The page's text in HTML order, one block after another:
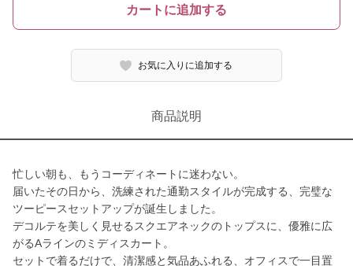
カートに追加する
お気に入りに追加する
商品説明
忙しい朝も、もうコーディネートに迷わない。
届いたその日から、洗練された通勤スタイルが完成する、完璧な
ツーピースセットアップが誕生しました。
デコルテを美しく見せるスクエアネックのトップスに、優雅に広
がるAラインのミディスカート。
セットで着るだけで、清潔感と気品あふれる、オフィスで一目置